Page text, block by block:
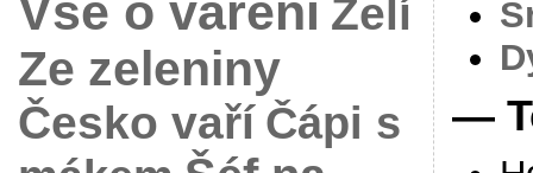
Vše o vaření Zelí
Ze zeleniny
Česko vaří Čápi s
—